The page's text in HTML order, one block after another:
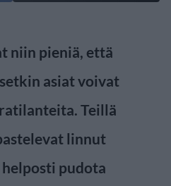
niin pieniä, että
asiat voivat
Teillä
linnut
pudota